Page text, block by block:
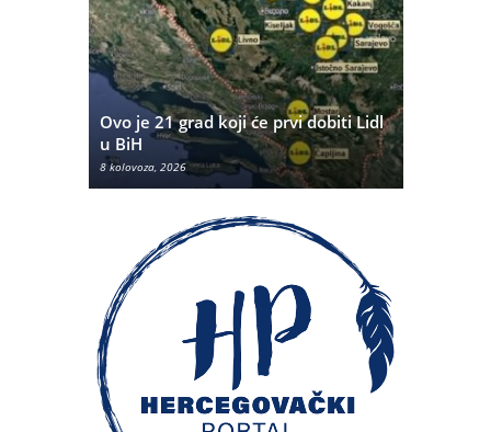
Ovo je 21 grad koji će prvi dobiti Lidl
u BiH
8 kolovoza, 2026